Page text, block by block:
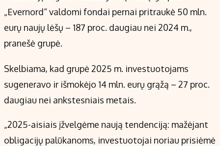
Turinio žymėjimo taisyklės
Kontaktai
Regionų naujienos
„Evernord“ valdomi fondai pernai pritraukė 50 mln.
eurų naujų lėšų – 187 proc. daugiau nei 2024 m.,
pranešė grupė.
Skelbiama, kad grupė 2025 m. investuotojams
sugeneravo ir išmokėjo 14 mln. eurų grąžą – 27 proc.
daugiau nei ankstesniais metais.
„2025-aisiais įžvelgėme naują tendenciją: mažėjant
obligacijų palūkanoms, investuotojai noriau prisiėmė